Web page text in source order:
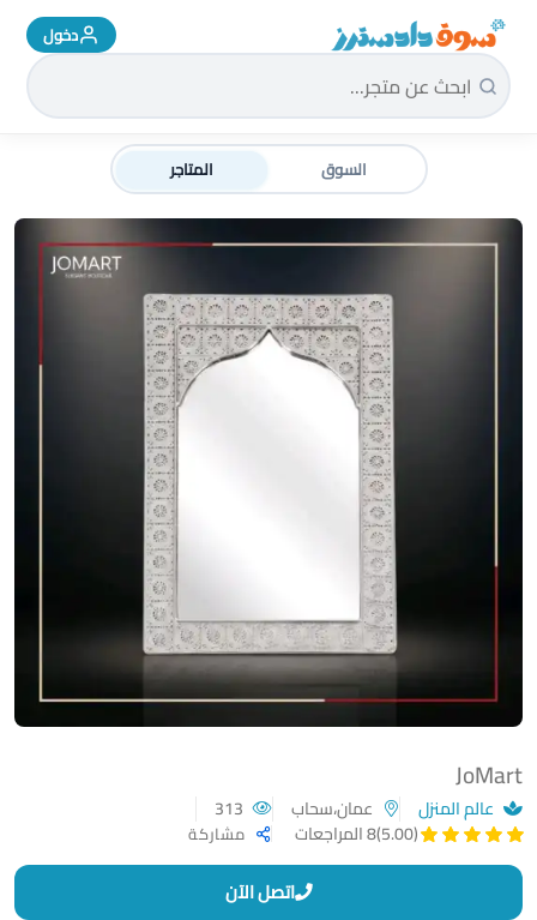
سوق دادسترز الرئيسية دخول
السوق المتاجر
JoMart
عالم المنزل عمان،سحاب
(5.00)
8 المراجعات مشاركة
اتصل الآن